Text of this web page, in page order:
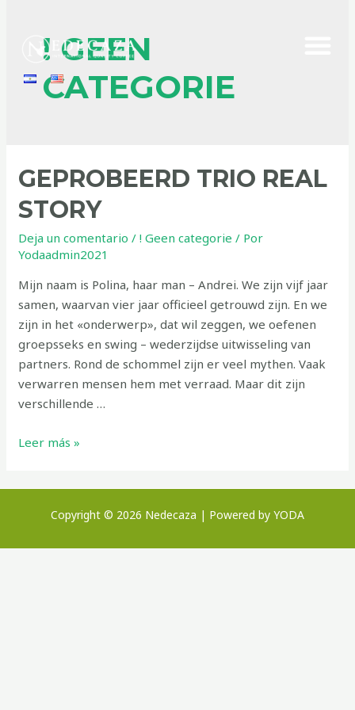
! GEEN
CATEGORIE
GEPROBEERD TRIO REAL
STORY
Deja un comentario /! Geen categorie / Por
Yodaadmin2021
Mijn naam is Polina, haar man – Andrei. We zijn vijf jaar
samen, waarvan vier jaar officieel getrouwd zijn. En we
zijn in het «onderwerp», dat wil zeggen, we oefenen
groepsseks en swing – wederzijdse uitwisseling van
partners. Rond de schommel zijn er veel mythen. Vaak
verwarren mensen hem met verraad. Maar dit zijn
verschillende …
Leer más »
Copyright © 2026 Nedecaza | Powered by YODA